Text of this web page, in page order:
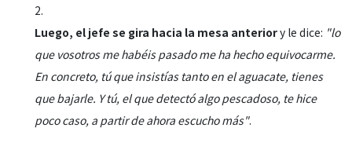
Luego, el jefe se gira hacia la mesa anteriory le dice: "lo
que vosotros me habéis pasado me ha hecho equivocarme.
En concreto, tú que insistías tanto en el aguacate, tienes
que bajarle. Y tú, el que detectó algo pescadoso, te hice
poco caso, a partir de ahora escucho más".